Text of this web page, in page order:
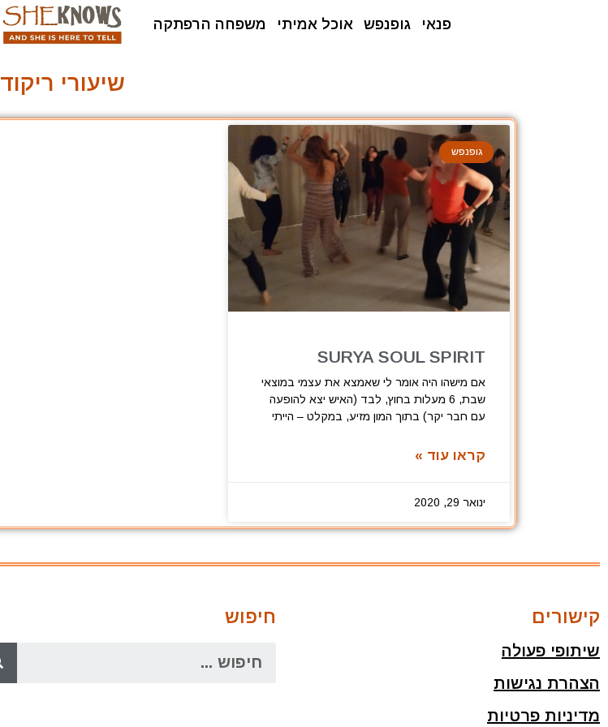
פנאי גופנפש אוכל אמיתי משפחה הרפתקה
שיעורי ריקוד
גופנפש
SURYA SOUL SPIRIT
אם מישהו היה אומר לי שאמצא את עצמי במוצאי
שבת, 6 מעלות בחוץ, לבד (האיש יצא להופעה
עם חבר יקר) בתוך המון מזיע, במקלט – הייתי
קראו עוד »
ינואר 29, 2020
קישורים
שיתופי פעולה
הצהרת נגישות
מדיניות פרטיות
חיפוש